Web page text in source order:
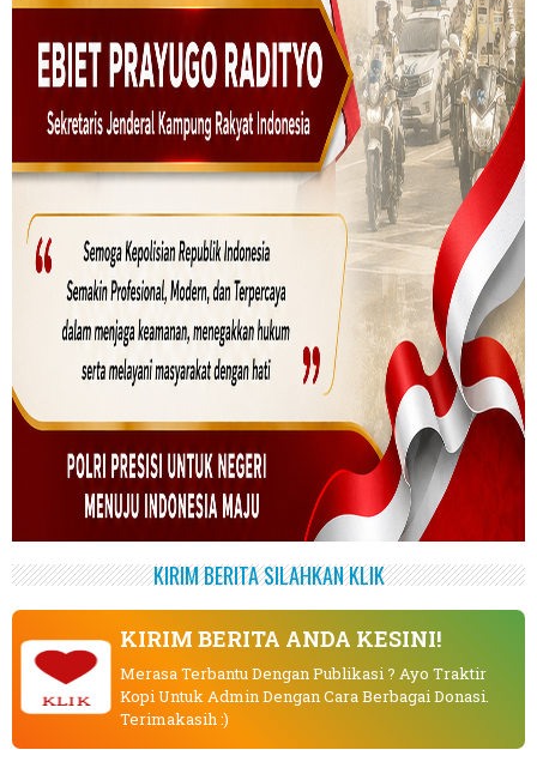
KIRIM BERITA SILAHKAN KLIK
KLIK
KIRIM BERITA ANDA KESINI!
Merasa Terbantu Dengan Publikasi ? Ayo Traktir
Kopi Untuk Admin Dengan Cara Berbagai Donasi.
Terimakasih :)